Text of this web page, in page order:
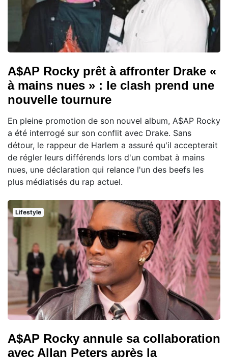
A$AP Rocky prêt à affronter Drake «
à mains nues » : le clash prend une
nouvelle tournure
En pleine promotion de son nouvel album, A$AP Rocky
a été interrogé sur son conflit avec Drake. Sans
détour, le rappeur de Harlem a assuré qu'il accepterait
de régler leurs différends lors d'un combat à mains
nues, une déclaration qui relance l'un des beefs les
plus médiatisés du rap actuel.
Lifestyle
A$AP Rocky annule sa collaboration
avec Allan Peters après la